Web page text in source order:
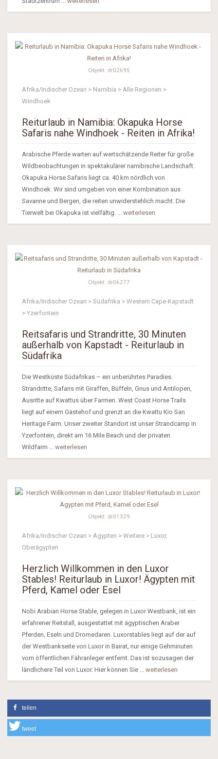
Objekt: dr02695
Afrika/Indischer Ozean > Namibia > Alle Regionen >
Windhoek
Reiturlaub in Namibia: Okapuka Horse
Safaris nahe Windhoek - Reiten in Afrika!
Arabische Pferde warten auf wertschätzende Reiter für große
Wildbeobachtungen in spektakulärer namibische Landschaft.
Okapuka Horse Safaris liegt ca. 40 km nördlich von
Windhoek. Wir sind umgeben von einer Kombination aus
Savanne und Bergen, die reiten unwiderstehlich macht. Die
Tierwelt bei Okapuka ist vielfältig. ... weiterlesen
Objekt: dr06277
Afrika/Indischer Ozean > Südafrika > Western Cape-Kapstadt
> Yzerfontein
Reitsafaris und Strandritte, 30 Minuten
außerhalb von Kapstadt - Reiturlaub in
Südafrika
Die Westküste Südafrikas – ein unberührtes Paradies.
Strandritte, Safaris mit Giraffen, Büffeln, Gnus und Antilopen,
Ausritte auf Kwattus über Farmen. West Coast Horse Trails
liegt auf einem Gästehof und grenzt an die Kwattu Kio San
Heritage Farm. Unser zweiter Standort ist unser Strandcamp in
Yzerfontein, direkt am 16 Mile Beach und der privaten
Wildfarm ... weiterlesen
Objekt: dr01329
Afrika/Indischer Ozean > Ägypten > Weitere > Luxor,
Oberägypten
Herzlich Willkommen in den Luxor
Stables! Reiturlaub in Luxor! Ägypten mit
Pferd, Kamel oder Esel
Nobi Arabian Horse Stable, gelegen in Luxor Westbank, ist ein
erfahrener Reitstall, ausgestattet mit ägyptischen Araber
Pferden, Eseln und Dromedaren. Luxorstables liegt auf der auf
der Westbankseite von Luxor in Bairat, nur einige Gehminuten
vom öffentlichen Fähranleger entfernt. Das ist sozusagen der
ländlichere Teil von Luxor. Hier können Sie ... weiterlesen
teilen
tweet